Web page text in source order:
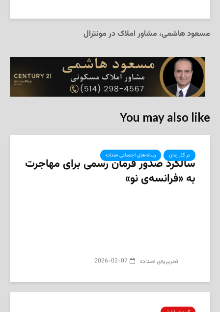
مسعود هاشمی، مشاور املاک در مونترال
You may also like
در گذر زمان رسانه‌های اجتماعی «مداد»
سالگرد صدور فرمان رسمی برای مهاجرت
به «فرانسه‌ی نو»
تحریریه‌ی «مداد» 2026-02-07